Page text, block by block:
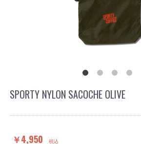
SPORTY NYLON SACOCHE OLIVE
￥4,950 税込